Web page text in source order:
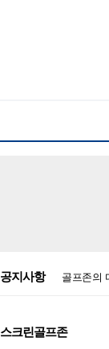
공지사항 골프존의
스크린골프존